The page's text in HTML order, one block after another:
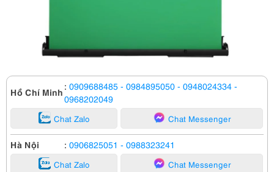
Hồ Chí Minh : 0909688485 - 0984895050 - 0948024334 -
0968202049
Chat Zalo Chat Messenger
Hà Nội : 0906825051 - 0988323241
Chat Zalo Chat Messenger